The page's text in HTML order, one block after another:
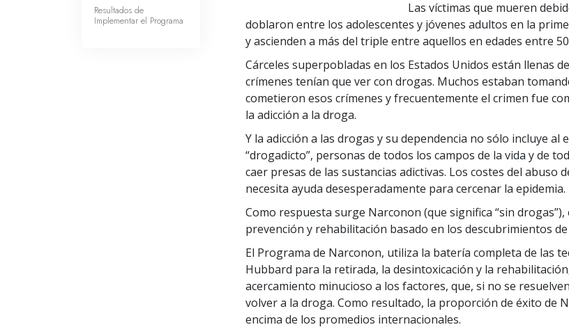
Las víctimas que mueren
doblaron entre los adolescentes y jóvenes adultos en la
y ascienden a más del triple entre aquellos en edades entre
Cárceles superpobladas en los Estados Unidos están llenas
crímenes tenían que ver con drogas. Muchos estaban
cometieron esos crímenes y frecuentemente el crimen fue
la adicción a la droga.
Y la adicción a las drogas y su dependencia no sólo incluye al
“drogadicto”, personas de todos los campos de la vida y de
caer presas de las sustancias adictivas. Los costes del abuso
necesita ayuda desesperadamente para cercenar la epidemia.
Como respuesta surge Narconon (que significa “sin
prevención y rehabilitación basado en los descubrimientos
El Programa de Narconon, utiliza la batería completa de las
Hubbard para la retirada, la desintoxicación y la
acercamiento minucioso a los factores, que, si no se
volver a la droga. Como resultado, la proporción de éxito de
encima de los promedios internacionales.
Resultados de
Implementar el Programa